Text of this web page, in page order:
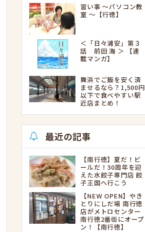
習い事 ～パソコン教
室 ～【行徳】
＜「日々浦安」第３
話 前田 海 ＞ 【連
載マンガ】
舞浜でご飯を安く済
ませるなら？1,500円
以下で食べやすい駅
近店まとめ！
最近の記事
【南行徳】夏だ！ビ
ールだ！30周年を迎
えた水餃子専門店 餃
子王国へ行こう
【NEW OPEN】やき
とりにしだ場 南行徳
店がメトロセンター
南行徳2番街にオープ
ン！【南行徳】